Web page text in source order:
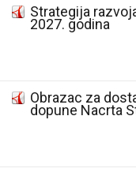
Strategija
2027. godina
Obrazac za
dopune Nacrta